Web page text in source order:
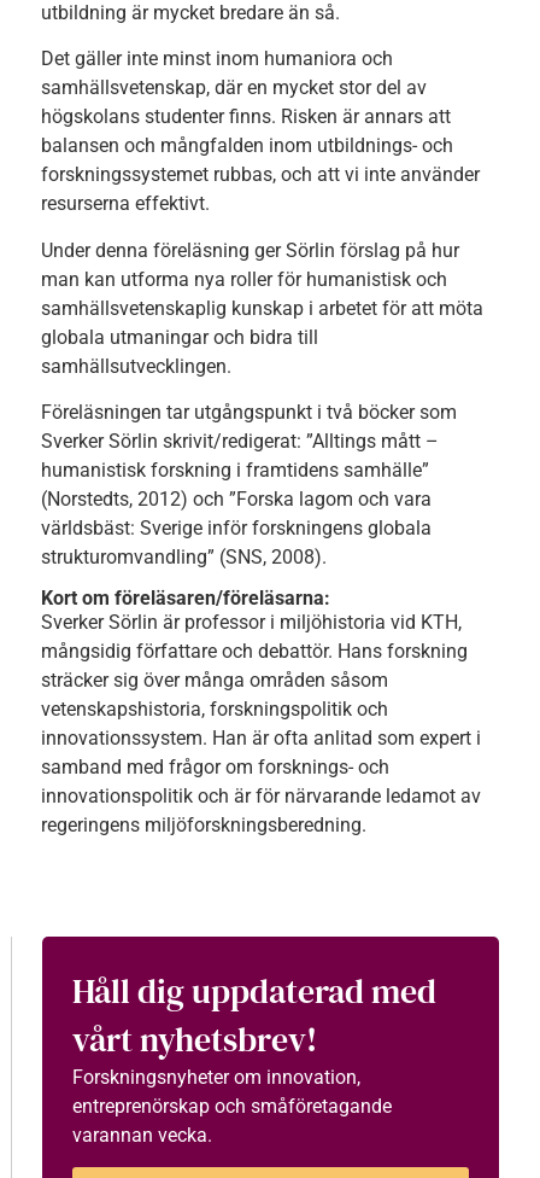
utbildning är mycket bredare än så.
Det gäller inte minst inom humaniora och
samhällsvetenskap, där en mycket stor del av
högskolans studenter finns. Risken är annars att
balansen och mångfalden inom utbildnings- och
forskningssystemet rubbas, och att vi inte använder
resurserna effektivt.
Under denna föreläsning ger Sörlin förslag på hur
man kan utforma nya roller för humanistisk och
samhällsvetenskaplig kunskap i arbetet för att möta
globala utmaningar och bidra till
samhällsutvecklingen.
Föreläsningen tar utgångspunkt i två böcker som
Sverker Sörlin skrivit/redigerat: ”Alltings mått –
humanistisk forskning i framtidens samhälle”
(Norstedts, 2012) och ”Forska lagom och vara
världsbäst: Sverige inför forskningens globala
strukturomvandling” (SNS, 2008).
Kort om föreläsaren/föreläsarna:
Sverker Sörlin är professor i miljöhistoria vid KTH,
mångsidig författare och debattör. Hans forskning
sträcker sig över många områden såsom
vetenskapshistoria, forskningspolitik och
innovationssystem. Han är ofta anlitad som expert i
samband med frågor om forsknings- och
innovationspolitik och är för närvarande ledamot av
regeringens miljöforskningsberedning.
Håll dig uppdaterad med
vårt nyhetsbrev!
Forskningsnyheter om innovation,
entreprenörskap och småföretagande
varannan vecka.